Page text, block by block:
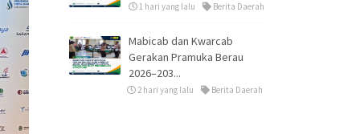
1 hari yang lalu Berita Daerah
Mabicab dan Kwarcab
Gerakan Pramuka Berau
2026–203...
2 hari yang lalu Berita Daerah